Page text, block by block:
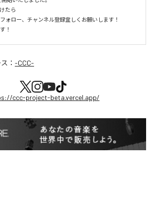
たら
ォロー、チャンネル登録宜しくお願いします！
！
： -CCC-
ccc-project-beta.vercel.app/